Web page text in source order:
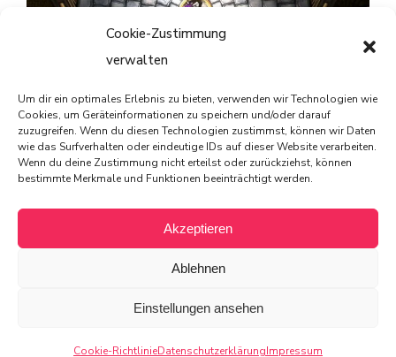
Cookie-Zustimmung
verwalten
Um dir ein optimales Erlebnis zu bieten, verwenden wir Technologien wie
Cookies, um Geräteinformationen zu speichern und/oder darauf
zuzugreifen. Wenn du diesen Technologien zustimmst, können wir Daten
wie das Surfverhalten oder eindeutige IDs auf dieser Website verarbeiten.
Wenn du deine Zustimmung nicht erteilst oder zurückziehst, können
bestimmte Merkmale und Funktionen beeinträchtigt werden.
Akzeptieren
Ablehnen
Einstellungen ansehen
Cookie-RichtlinieDatenschutzerklärungImpressum
Striving for Light: Survival im Test – Ein Spiel, das Licht
und Schatten meistert
© 2025 von PIXELdot